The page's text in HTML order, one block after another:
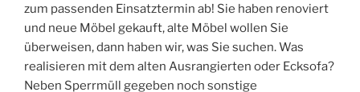
zum passenden Einsatztermin ab! Sie haben renoviert
und neue Möbel gekauft, alte Möbel wollen Sie
überweisen, dann haben wir, was Sie suchen. Was
realisieren mit dem alten Ausrangierten oder Ecksofa?
Neben Sperrmüll gegeben noch sonstige